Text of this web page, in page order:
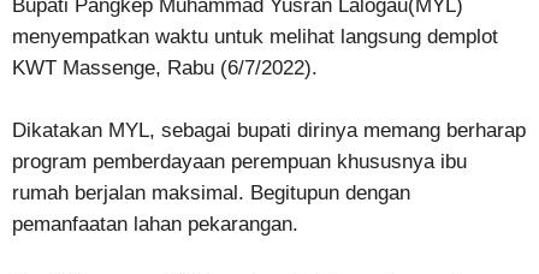
Bupati Pangkep Muhammad Yusran Lalogau(MYL)
menyempatkan waktu untuk melihat langsung demplot
KWT Massenge, Rabu (6/7/2022).
Dikatakan MYL, sebagai bupati dirinya memang berharap
program pemberdayaan perempuan khususnya ibu
rumah berjalan maksimal. Begitupun dengan
pemanfaatan lahan pekarangan.